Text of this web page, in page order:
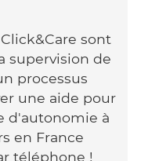
sont
supervision de
processus
une aide pour
d'autonomie à
en France
téléphone !